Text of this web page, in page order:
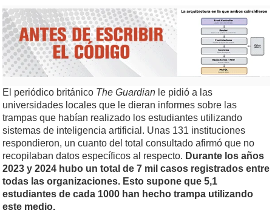
El periódico británico The Guardian le pidió a las
universidades locales que le dieran informes sobre las
trampas que habían realizado los estudiantes utilizando
sistemas de inteligencia artificial. Unas 131 instituciones
respondieron, un cuanto del total consultado afirmó que no
recopilaban datos específicos al respecto. Durante los años
2023 y 2024 hubo un total de 7 mil casos registrados entre
todas las organizaciones. Esto supone que 5,1
estudiantes de cada 1000 han hecho trampa utilizando
este medio.